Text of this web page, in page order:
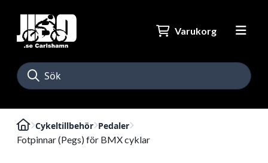
Varukorg
Cykeltillbehör Pedaler
Fotpinnar (Pegs) för BMX cyklar